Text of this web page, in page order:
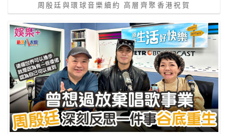
周殷廷與環球音樂續約 高層齊聚香港祝賀